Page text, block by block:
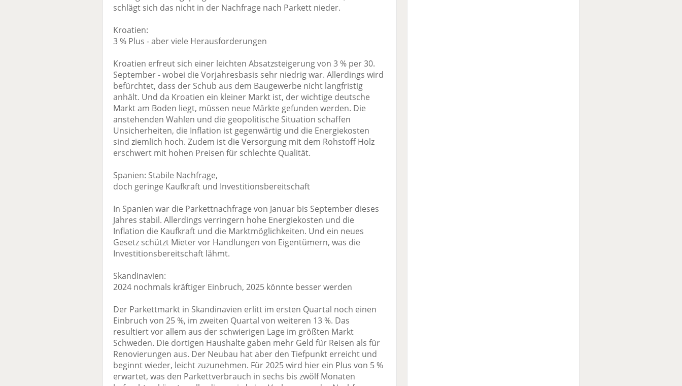
schlägt sich das nicht in der Nachfrage nach Parkett nieder.
Kroatien:
3 % Plus - aber viele Herausforderungen
Kroatien erfreut sich einer leichten Absatzsteigerung von 3 % per 30.
September - wobei die Vorjahresbasis sehr niedrig war. Allerdings wird
befürchtet, dass der Schub aus dem Baugewerbe nicht langfristig
anhält. Und da Kroatien ein kleiner Markt ist, der wichtige deutsche
Markt am Boden liegt, müssen neue Märkte gefunden werden. Die
anstehenden Wahlen und die geopolitische Situation schaffen
Unsicherheiten, die Inflation ist gegenwärtig und die Energiekosten
sind ziemlich hoch. Zudem ist die Versorgung mit dem Rohstoff Holz
erschwert mit hohen Preisen für schlechte Qualität.
Spanien: Stabile Nachfrage,
doch geringe Kaufkraft und Investitionsbereitschaft
In Spanien war die Parkettnachfrage von Januar bis September dieses
Jahres stabil. Allerdings verringern hohe Energiekosten und die
Inflation die Kaufkraft und die Marktmöglichkeiten. Und ein neues
Gesetz schützt Mieter vor Handlungen von Eigentümern, was die
Investitionsbereitschaft lähmt.
Skandinavien:
2024 nochmals kräftiger Einbruch, 2025 könnte besser werden
Der Parkettmarkt in Skandinavien erlitt im ersten Quartal noch einen
Einbruch von 25 %, im zweiten Quartal von weiteren 13 %. Das
resultiert vor allem aus der schwierigen Lage im größten Markt
Schweden. Die dortigen Haushalte gaben mehr Geld für Reisen als für
Renovierungen aus. Der Neubau hat aber den Tiefpunkt erreicht und
beginnt wieder, leicht zuzunehmen. Für 2025 wird hier ein Plus von 5 %
erwartet, was den Parkettverbrauch in sechs bis zwölf Monaten